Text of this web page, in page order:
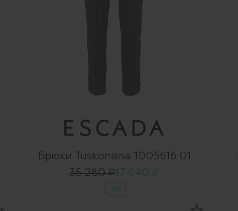
Брюки Tuskonana 1005616 01
35 280 ₽17 640 ₽
-50%